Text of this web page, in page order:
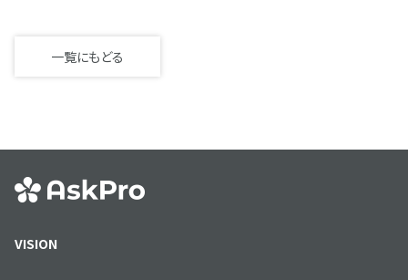
一覧にもどる
VISION